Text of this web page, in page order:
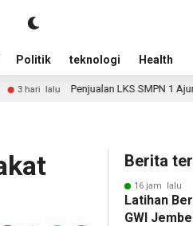
Politik teknologi Health
Penjualan LKS SMPN 1 Ajung Melalui
Berita
16 jam lalu
Latihan
GWI